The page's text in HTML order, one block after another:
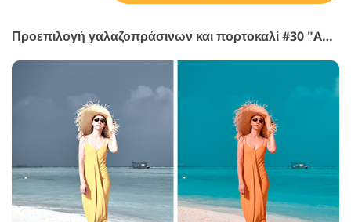
Προεπιλογή γαλαζοπράσινων και πορτοκαλί #30 "Adore"